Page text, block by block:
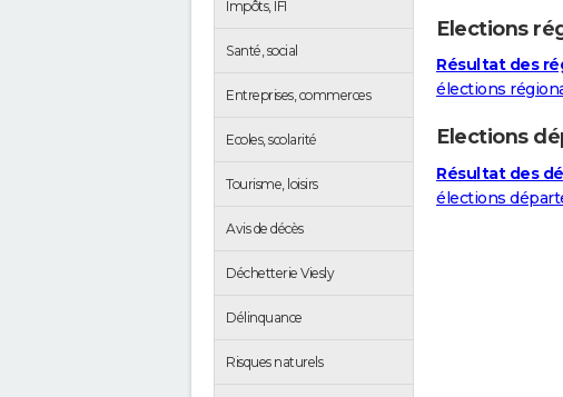
Impôts, IFI
Santé, social
Entreprises, commerces
Ecoles, scolarité
Tourisme, loisirs
Avis de décès
Déchetterie Viesly
Délinquance
Risques naturels
Elections
Résultat des
élections
Elections
Résultat des
élections